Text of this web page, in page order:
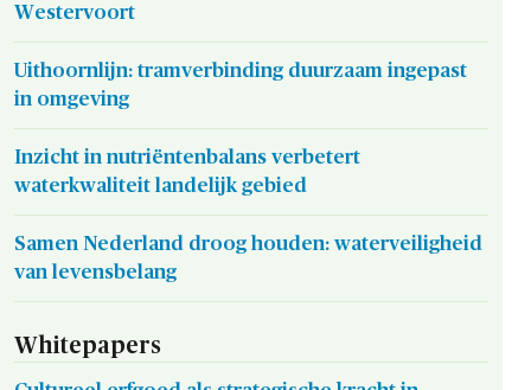
Westervoort
Uithoornlijn: tramverbinding duurzaam ingepast
in omgeving
Inzicht in nutriëntenbalans verbetert
waterkwaliteit landelijk gebied
Samen Nederland droog houden: waterveiligheid
van levensbelang
Whitepapers